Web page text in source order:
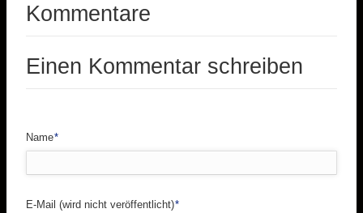
Kommentare
Einen Kommentar schreiben
Pflichtfeld
Name*
Pflichtfeld
E-Mail (wird nicht veröffentlicht)*